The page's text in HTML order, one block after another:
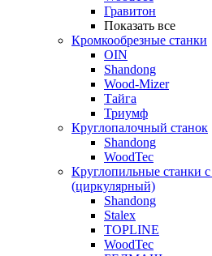
Гравитон
Показать все
Кромкообрезные станки
OIN
Shandong
Wood-Mizer
Тайга
Триумф
Круглопалочный станок
Shandong
WoodTec
Круглопильные станки
(циркулярный)
Shandong
Stalex
TOPLINE
WoodTec